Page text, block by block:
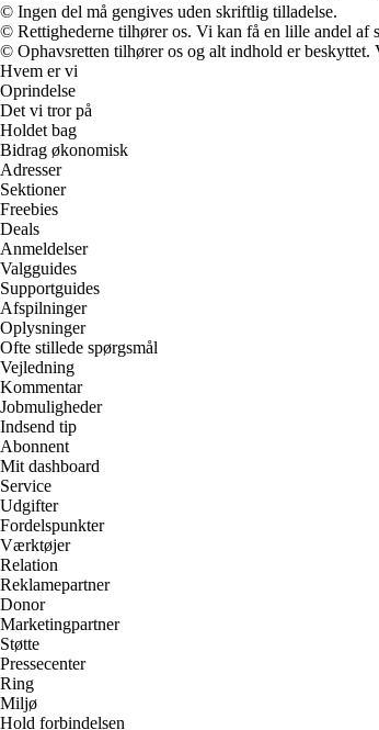
© Ingen del må gengives uden skriftlig tilladelse.
© Rettighederne tilhører os. Vi kan få en lille andel af
© Ophavsretten tilhører os og alt indhold er
Hvem er vi
Oprindelse
Det vi tror på
Holdet bag
Bidrag økonomisk
Adresser
Sektioner
Freebies
Deals
Anmeldelser
Valgguides
Supportguides
Afspilninger
Oplysninger
Ofte stillede spørgsmål
Vejledning
Kommentar
Jobmuligheder
Indsend tip
Abonnent
Mit dashboard
Service
Udgifter
Fordelspunkter
Værktøjer
Relation
Reklamepartner
Donor
Marketingpartner
Støtte
Pressecenter
Ring
Miljø
Hold forbindelsen